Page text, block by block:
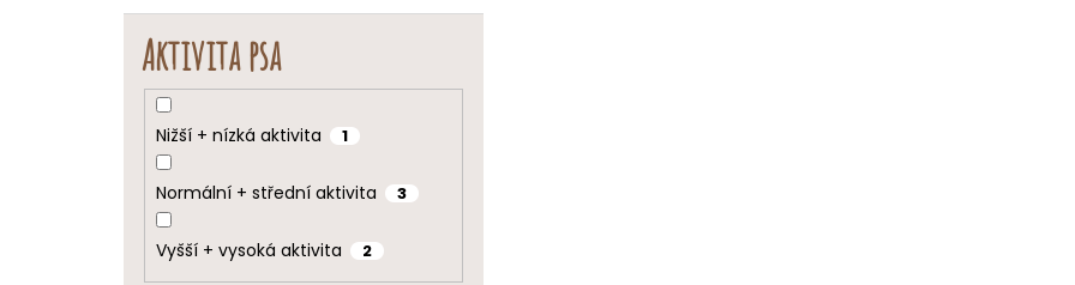
Aktivita psa
Nižší + nízká aktivita 1
Normální + střední aktivita 3
Vyšší + vysoká aktivita 2